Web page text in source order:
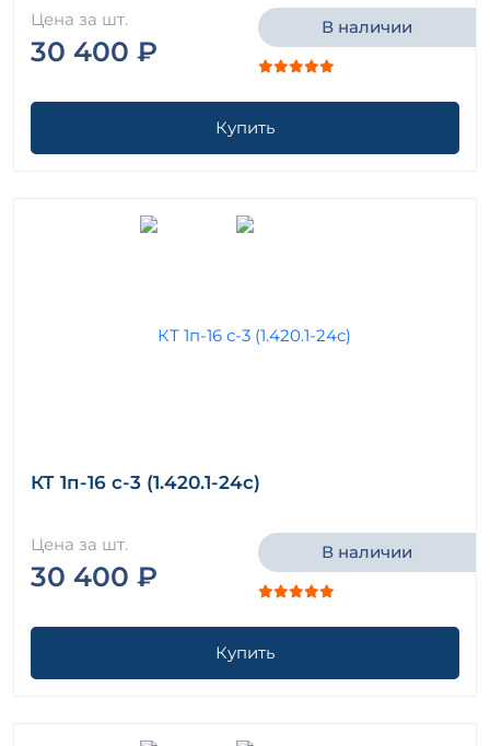
Цена за шт.
30 400 ₽
В наличии
Купить
КТ 1п-16 с-3 (1.420.1-24с)
Цена за шт.
30 400 ₽
В наличии
Купить